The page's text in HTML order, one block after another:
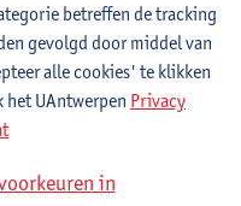
betreffen de tracking
gevolgd door middel van
alle cookies' te klikken
het UAntwerpen Privacy
in